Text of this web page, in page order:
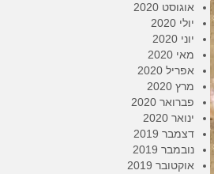
אוגוסט 2020
יולי 2020
יוני 2020
מאי 2020
אפריל 2020
מרץ 2020
פברואר 2020
ינואר 2020
דצמבר 2019
נובמבר 2019
אוקטובר 2019